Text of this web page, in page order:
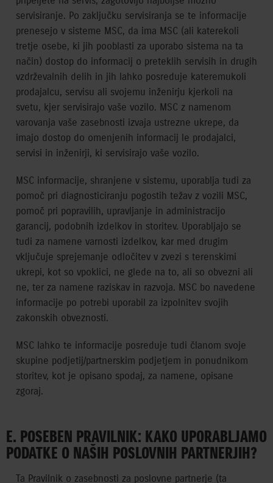
servisiranje. Po zaključku servisiranja se te informacije
prenesejo v sisteme MSC, da ima MSC (ali katerekoli
tretje osebe, ki jih pooblasti za uporabo sistema na ta
način) dostop do informacij o preteklih servisih in drugih
vzdrževalnih delih in jih lahko posreduje kateremukoli
prodajalcu, servisu ali svojemu inženirju kjerkoli na
svetu, kjer servisirajo vaše vozilo. MSC z namenom
varovanja vaše zasebnosti izvaja ustrezne ukrepe, da
imajo dostop do omenjenih informacij le prodajalci,
servisi in inženirji, ki servisirajo vaše vozilo.
MSC informacije, shranjene v sistemu, uporablja tudi za
pomoč pri diagnosticiranju pogostih težav z vozili MSC,
pomoč pri popravilih, upravljanje in administracijo
garancij, podobnih izdelkov in storitev. Uporabljajo se
tudi za namene varnosti izdelkov, kar med drugim
vključuje sprejemanje odločitev v zvezi s terenskimi
ukrepi, kot so vpoklici, ne glede na to, ali so obvezni ali
ne, ter za namene raziskav in razvoja. MSC bo navedene
informacije po potrebi uporabil za izpolnitev svojih
zakonskih obveznosti.
MSC lahko te informacije posreduje tudi članom svoje
skupine podjetij/partnerskim podjetjem in ponudnikom
storitev, kot je opisano spodaj, za namene, opisane
zgoraj.
E. POSEBEN PRAVILNIK: KAKO UPORABLJAMO
PODATKE O NAŠIH POSLOVNIH PARTNERJIH?
Ta Pravilnik o zasebnosti za poslovne partnerje (ta